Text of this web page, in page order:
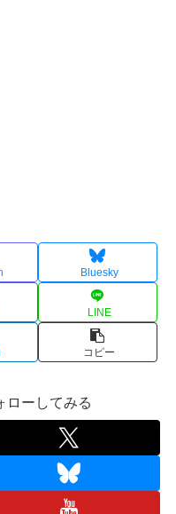
Bluesky
LINE
コピー
ローしてみる